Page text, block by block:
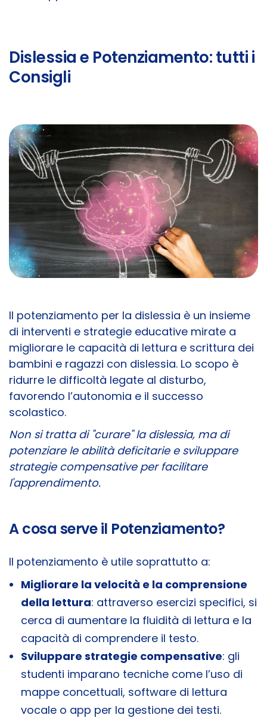
Dislessia e Potenziamento: tutti i
Consigli
Il potenziamento per la dislessia è un insieme
di interventi e strategie educative mirate a
migliorare le capacità di lettura e scrittura dei
bambini e ragazzi con dislessia. Lo scopo è
ridurre le difficoltà legate al disturbo,
favorendo l’autonomia e il successo
scolastico.
Non si tratta di "curare" la dislessia, ma di
potenziare le abilità deficitarie e sviluppare
strategie compensative per facilitare
l'apprendimento.
A cosa serve il Potenziamento?
Il potenziamento è utile soprattutto a:
Migliorare la velocità e la comprensione
della lettura: attraverso esercizi specifici, si
cerca di aumentare la fluidità di lettura e la
capacità di comprendere il testo.
Sviluppare strategie compensative: gli
studenti imparano tecniche come l’uso di
mappe concettuali, software di lettura
vocale o app per la gestione dei testi.